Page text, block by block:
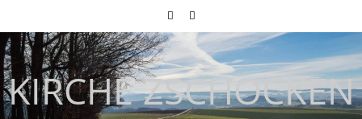
KIRCHE ZSCHOCKEN